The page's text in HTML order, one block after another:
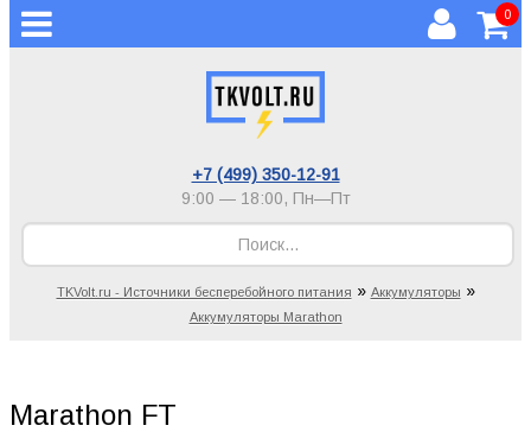
0
+7 (499) 350-12-91
9:00 — 18:00, Пн—Пт
TKVolt.ru - Источники бесперебойного питания » Аккумуляторы »
Аккумуляторы Marathon
Marathon FT